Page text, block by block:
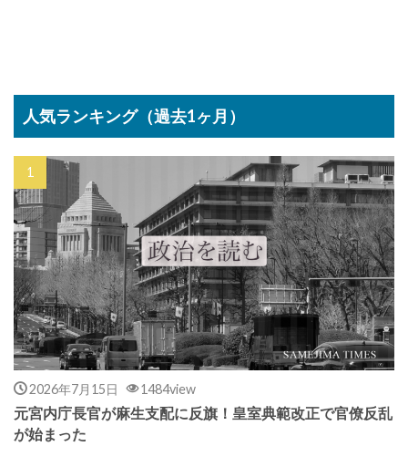
人気ランキング（過去1ヶ月）
2026年7月15日 1484view
元宮内庁長官が麻生支配に反旗！皇室典範改正で官僚反乱
が始まった